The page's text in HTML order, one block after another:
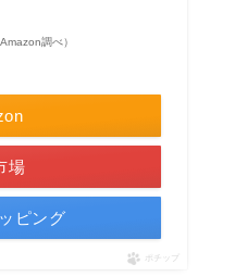
調べ）
場
ピング
ポチップ